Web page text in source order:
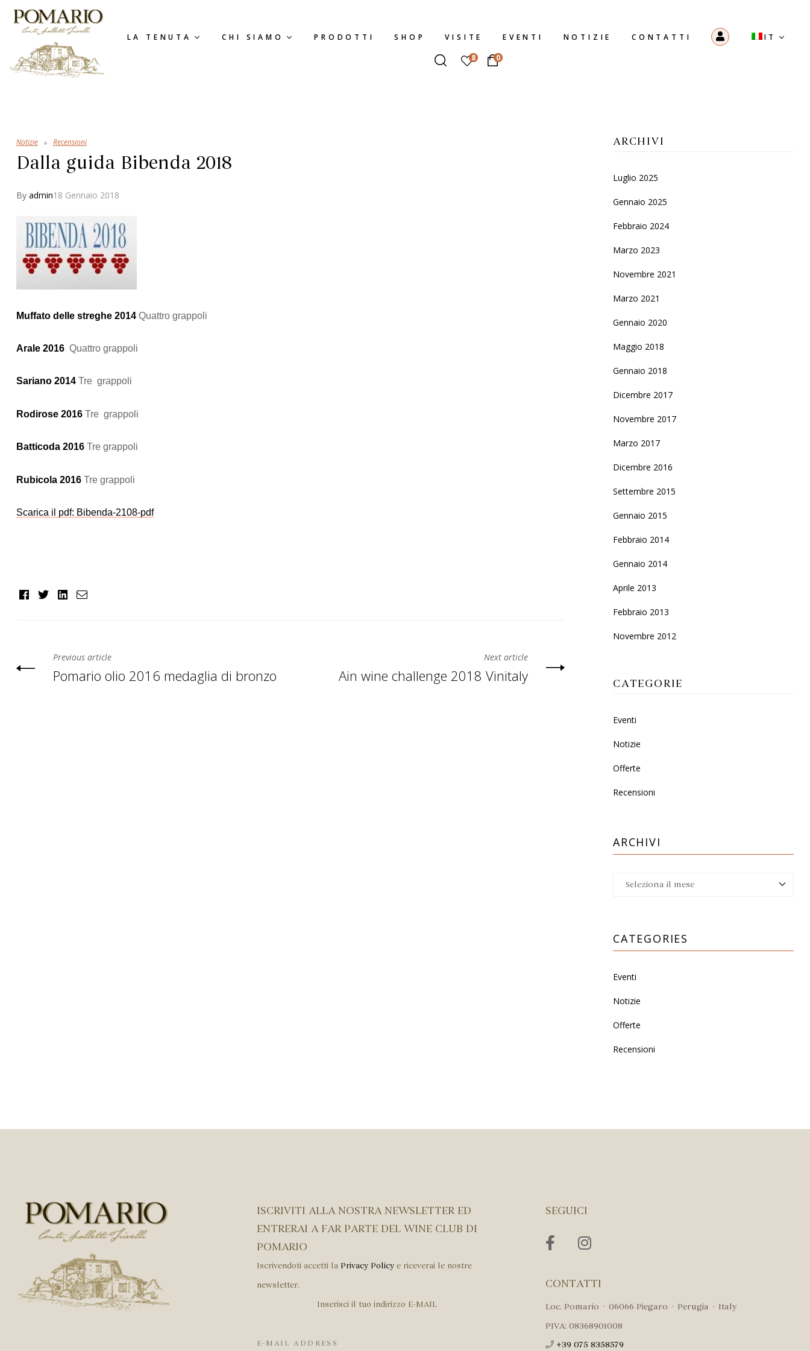
LA TENUTA CHI SIAMO PRODOTTI SHOP VISITE EVENTI NOTIZIE
CONTATTI
8
0
Notizie Recensioni
Dalla guida Bibenda 2018
By admin18 Gennaio 2018
Muffato delle streghe 2014 Quattro grappoli
Arale 2016 Quattro grappoli
Sariano 2014 Tre grappoli
Rodirose 2016 Tre grappoli
Batticoda 2016 Tre grappoli
Rubicola 2016 Tre grappoli
Scarica il pdf: Bibenda-2108-pdf
Facebook
TwitterLinkedin
Email
Previous article
Pomario olio 2016 medaglia di bronzo
Next article
Ain wine challenge 2018 Vinitaly
ARCHIVI
Luglio 2025
Gennaio 2025
Febbraio 2024
Marzo 2023
Novembre 2021
Marzo 2021
Gennaio 2020
Maggio 2018
Gennaio 2018
Dicembre 2017
Novembre 2017
Marzo 2017
Dicembre 2016
Settembre 2015
Gennaio 2015
Febbraio 2014
Gennaio 2014
Aprile 2013
Febbraio 2013
Novembre 2012
CATEGORIE
Eventi
Notizie
Offerte
Recensioni
ARCHIVI
CATEGORIES
Eventi
Notizie
Offerte
Recensioni
ISCRIVITI ALLA NOSTRA NEWSLETTER ED
ENTRERAI A FAR PARTE DEL WINE CLUB DI
POMARIO
Iscrivendoti accetti la Privacy Policye riceverai le nostre
newsletter.
Inserisci il tuo indirizzo E-MAIL
SEGUICI
CONTATTI
Loc. Pomario · 06066 Piegaro · Perugia · Italy
PIVA: 08368901008
+39 075 8358579